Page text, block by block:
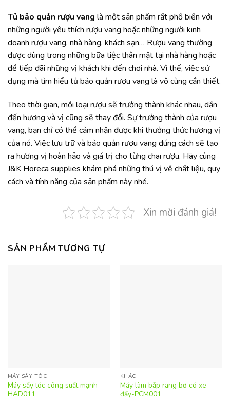
Tủ bảo quản rượu vang là một sản phẩm rất phổ biến với
những người yêu thích rượu vang hoặc những người kinh
doanh rượu vang, nhà hàng, khách sạn… Rượu vang thường
được dùng trong những bữa tiệc thân mật tại nhà hàng hoặc
để tiếp đãi những vị khách khi đến chơi nhà. Vì thế, việc sử
dụng mà tìm hiểu tủ bảo quản rượu vang là vô cùng cần thiết.
Theo thời gian, mỗi loại rượu sẽ trưởng thành khác nhau, dẫn
đến hương và vị cũng sẽ thay đổi. Sự trưởng thành của rượu
vang, bạn chỉ có thể cảm nhận được khi thưởng thức hương vị
của nó. Việc lưu trữ và bảo quản rượu vang đúng cách sẽ tạo
ra hương vị hoàn hảo và giá trị cho từng chai rượu. Hãy cùng
J&K Horeca supplies khám phá những thú vị về chất liệu, quy
cách và tính năng của sản phẩm này nhé.
Xin mời đánh giá!
SẢN PHẨM TƯƠNG TỰ
MÁY SẤY TÓC
Máy sấy tóc công suất mạnh-
HAD011
KHÁC
Máy làm bắp rang bơ có xe
đẩy-PCM001